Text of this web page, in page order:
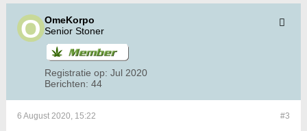
OmeKorpo
Senior Stoner
Registratie op: Jul 2020
Berichten: 44
#3
6 August 2020, 15:22